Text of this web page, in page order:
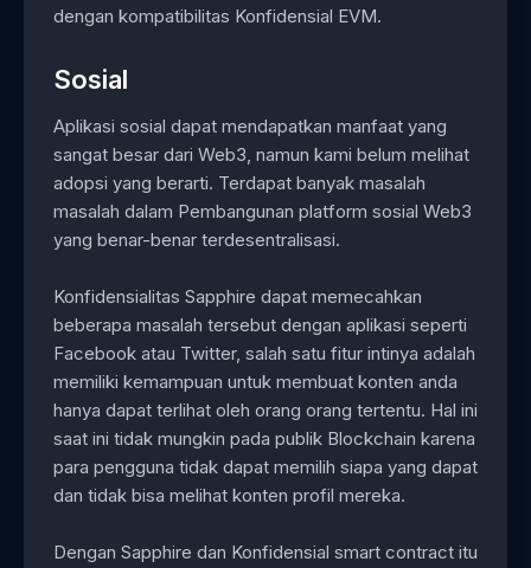
dengan kompatibilitas Konfidensial EVM.
Sosial
Aplikasi sosial dapat mendapatkan manfaat yang
sangat besar dari Web3, namun kami belum melihat
adopsi yang berarti. Terdapat banyak masalah
masalah dalam Pembangunan platform sosial Web3
yang benar-benar terdesentralisasi.
Konfidensialitas Sapphire dapat memecahkan
beberapa masalah tersebut dengan aplikasi seperti
Facebook atau Twitter, salah satu fitur intinya adalah
memiliki kemampuan untuk membuat konten anda
hanya dapat terlihat oleh orang orang tertentu. Hal ini
saat ini tidak mungkin pada publik Blockchain karena
para pengguna tidak dapat memilih siapa yang dapat
dan tidak bisa melihat konten profil mereka.
Dengan Sapphire dan Konfidensial smart contract itu